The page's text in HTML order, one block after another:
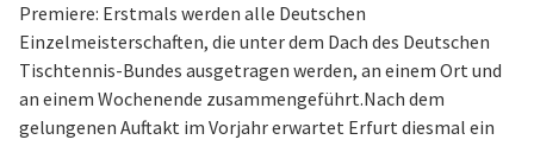
Premiere: Erstmals werden alle Deutschen
Einzelmeisterschaften, die unter dem Dach des Deutschen
Tischtennis-Bundes ausgetragen werden, an einem Ort und
an einem Wochenende zusammengeführt.Nach dem
gelungenen Auftakt im Vorjahr erwartet Erfurt diesmal ein